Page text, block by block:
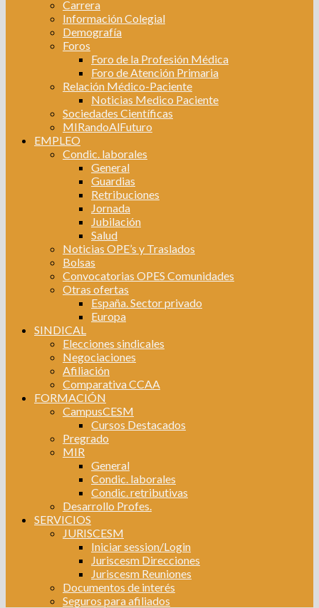
Carrera
Información Colegial
Demografía
Foros
Foro de la Profesión Médica
Foro de Atención Primaria
Relación Médico-Paciente
Noticias Medico Paciente
Sociedades Científicas
MIRandoAlFuturo
EMPLEO
Condic. laborales
General
Guardias
Retribuciones
Jornada
Jubilación
Salud
Noticias OPE’s y Traslados
Bolsas
Convocatorias OPES Comunidades
Otras ofertas
España. Sector privado
Europa
SINDICAL
Elecciones sindicales
Negociaciones
Afiliación
Comparativa CCAA
FORMACIÓN
CampusCESM
Cursos Destacados
Pregrado
MIR
General
Condic. laborales
Condic. retributivas
Desarrollo Profes.
SERVICIOS
JURISCESM
Iniciar session/Login
Juriscesm Direcciones
Juriscesm Reuniones
Documentos de interés
Seguros para afiliados